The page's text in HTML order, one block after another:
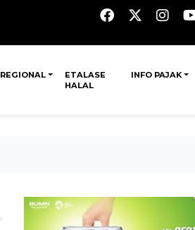
REGIONAL
ETALASE
HALAL
INFO PAJAK